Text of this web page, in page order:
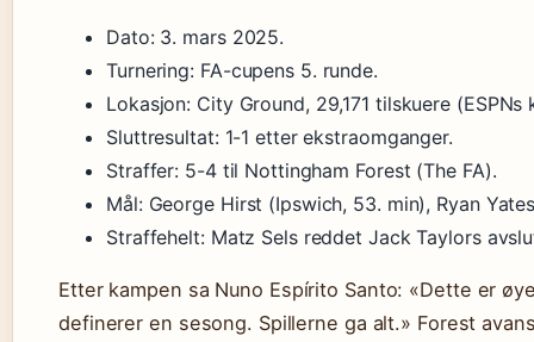
Dato: 3. mars 2025.
Turnering: FA-cupens 5. runde.
Lokasjon: City Ground, 29,171 tilskuere (ESPNs
Sluttresultat: 1-1 etter ekstraomganger.
Straffer: 5-4 til Nottingham Forest (The FA).
Mål: George Hirst (Ipswich, 53. min), Ryan
Straffehelt: Matz Sels reddet Jack Taylors
Etter kampen sa Nuno Espírito Santo: «Dette er
definerer en sesong. Spillerne ga alt.» Forest